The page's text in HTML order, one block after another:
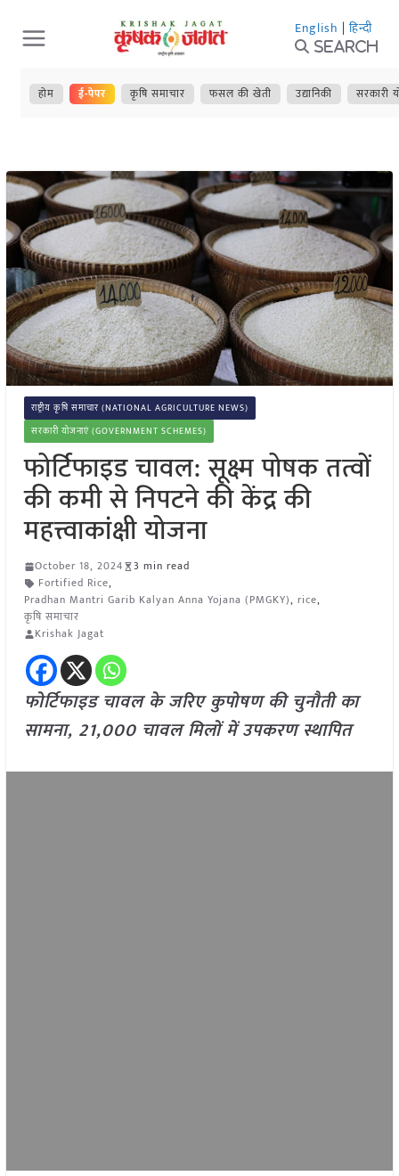
Skip
to
content
English | हिन्दी
Search
होम ई-पेपर कृषि समाचार फसल की खेती उद्यानिकी सरकारी
राष्ट्रीय कृषि समाचार (NATIONAL AGRICULTURE NEWS)
सरकारी योजनाएं (GOVERNMENT SCHEMES)
फोर्टिफाइड चावल: सूक्ष्म पोषक तत्वों
की कमी से निपटने की केंद्र की
महत्त्वाकांक्षी योजना
October 18, 2024
3 min read
Fortified Rice,
Pradhan Mantri Garib Kalyan Anna Yojana (PMGKY), rice,
कृषि समाचार
Krishak Jagat
फोर्टिफाइड चावल के जरिए कुपोषण की चुनौती का
सामना, 21,000 चावल मिलों में उपकरण स्थापित